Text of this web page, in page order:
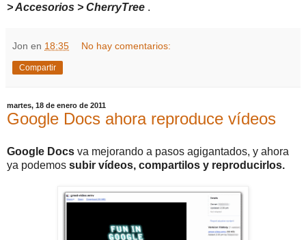
> Accesorios > CherryTree .
Jon en 18:35 No hay comentarios:
Compartir
martes, 18 de enero de 2011
Google Docs ahora reproduce vídeos
Google Docs va mejorando a pasos agigantados, y ahora
ya podemos subir vídeos, compartilos y reproducirlos.